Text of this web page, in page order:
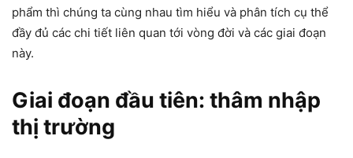
phẩm thì chúng ta cùng nhau tìm hiểu và phân tích cụ thể
đầy đủ các chi tiết liên quan tới vòng đời và các giai đoạn
này.
Giai đoạn đầu tiên: thâm nhập
thị trường